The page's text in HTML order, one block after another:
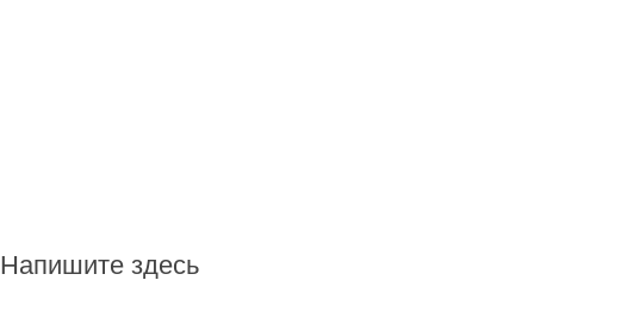
Напишите здесь